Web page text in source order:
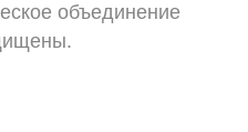
объединение